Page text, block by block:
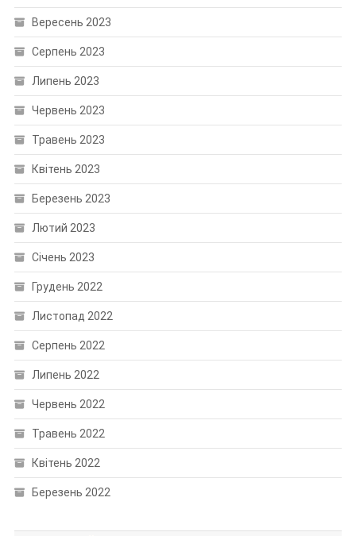
Вересень 2023
Серпень 2023
Липень 2023
Червень 2023
Травень 2023
Квітень 2023
Березень 2023
Лютий 2023
Січень 2023
Грудень 2022
Листопад 2022
Серпень 2022
Липень 2022
Червень 2022
Травень 2022
Квітень 2022
Березень 2022